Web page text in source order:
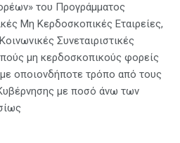
του Προγράμματος
Μη Κερδοσκοπικές Εταιρείες,
Συνεταιριστικές
μη κερδοσκοπικούς φορείς
οποιονδήποτε τρόπο από τους
με ποσό άνω των